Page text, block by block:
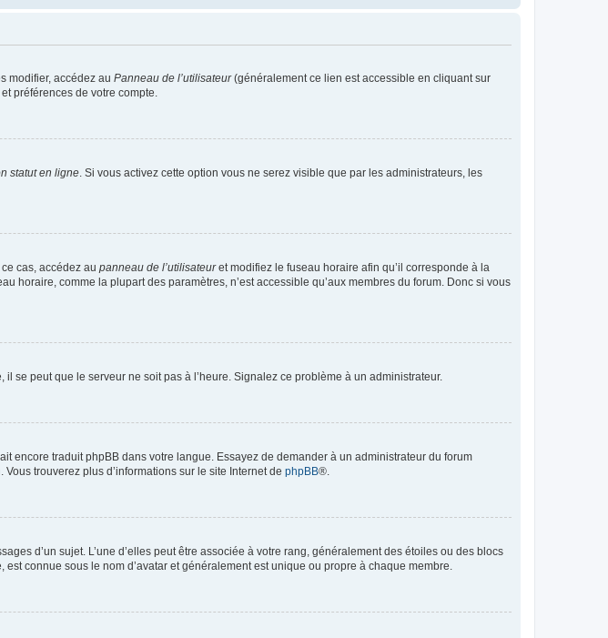
modifier, accédez au Panneau de l’utilisateur(généralement ce lien est accessible en cliquant sur
préférences de votre compte.
statut en ligne . Si vous activez cette option vous ne serez visible que par les administrateurs, les
cas, accédez au panneau de l’utilisateuret modifiez le fuseau horaire afin qu’il corresponde à la
horaire, comme la plupart des paramètres, n’est accessible qu’aux membres du forum. Donc si vous
se peut que le serveur ne soit pas à l’heure. Signalez ce problème à un administrateur.
encore traduit phpBB dans votre langue. Essayez de demander à un administrateur du forum
trouverez plus d’informations sur le site Internet de phpBB®.
d’un sujet. L’une d’elles peut être associée à votre rang, généralement des étoiles ou des blocs
connue sous le nom d’avatar et généralement est unique ou propre à chaque membre.